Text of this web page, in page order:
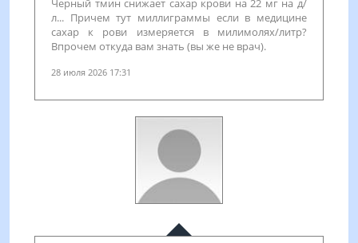
Черный тмин снижает сахар крови на 22 мг на д/
л... Причем тут миллиграммы если в медицине
сахар к рови измеряется в милимолях/литр?
Впрочем откуда вам знать (вы же не врач).
28 июля 2026 17:31